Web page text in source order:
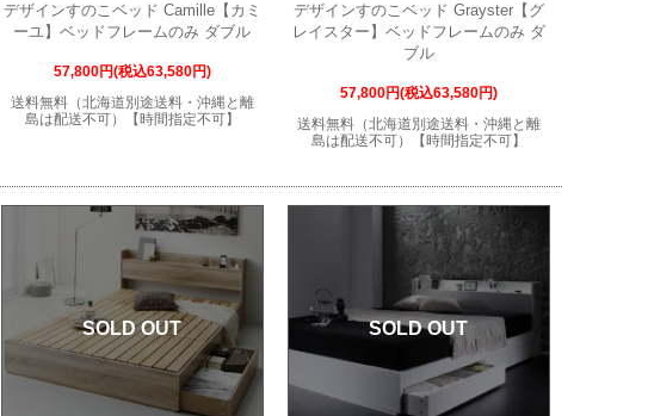
デザインすのこベッド Camille【カミ
ーユ】ベッドフレームのみ ダブル
57,800円(税込63,580円)
送料無料（北海道別途送料・沖縄と離
島は配送不可）【時間指定不可】
デザインすのこベッド Grayster【グ
レイスター】ベッドフレームのみ ダ
ブル
57,800円(税込63,580円)
送料無料（北海道別途送料・沖縄と離
島は配送不可）【時間指定不可】
SOLD OUT SOLD OUT